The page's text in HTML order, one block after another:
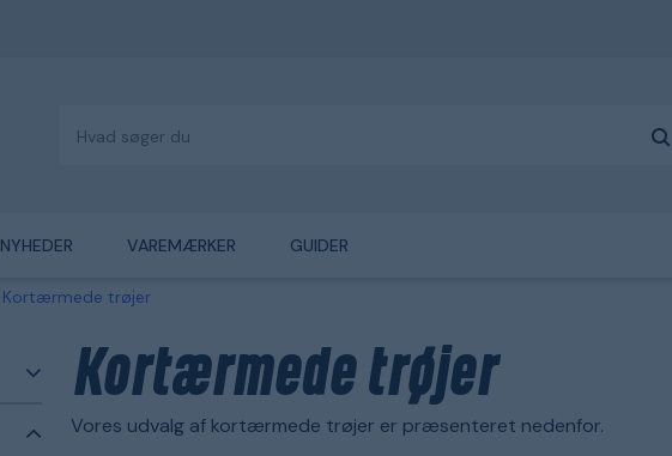
NYHEDER VAREMÆRKER GUIDER
Kortærmede trøjer
Kortærmede trøjer
Vores udvalg af kortærmede trøjer er præsenteret nedenfor.